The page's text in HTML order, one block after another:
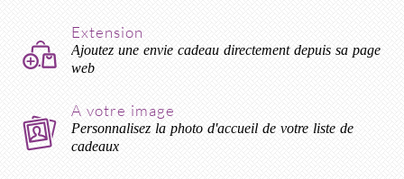
Extension
Ajoutez une envie cadeau directement depuis sa page
web
A votre image
Personnalisez la photo d'accueil de votre liste de
cadeaux